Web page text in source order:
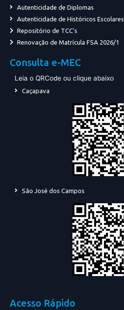
Autenticidade de Diplomas
Autenticidade de Históricos Escolares
Repositório de TCC's
Renovação de Matrícula FSA 2026/1
Consulta e-MEC
Leia o QRCode ou clique abaixo
Caçapava
São José dos Campos
Acesso Rápido